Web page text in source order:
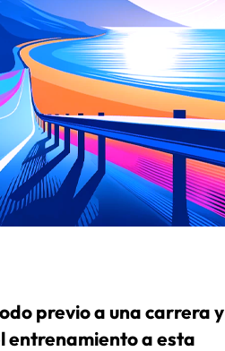
previo a una carrera y
entrenamiento a esta